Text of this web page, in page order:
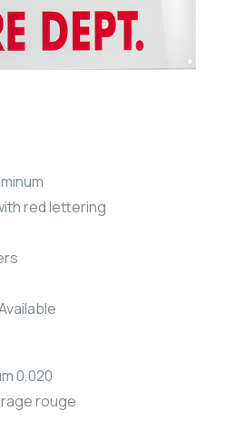
red lettering
0,020
rouge